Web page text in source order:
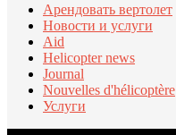
Арендовать вертолет
Новости и услуги
Aid
Helicopter news
Journal
Nouvelles d'hélicoptère
Услуги